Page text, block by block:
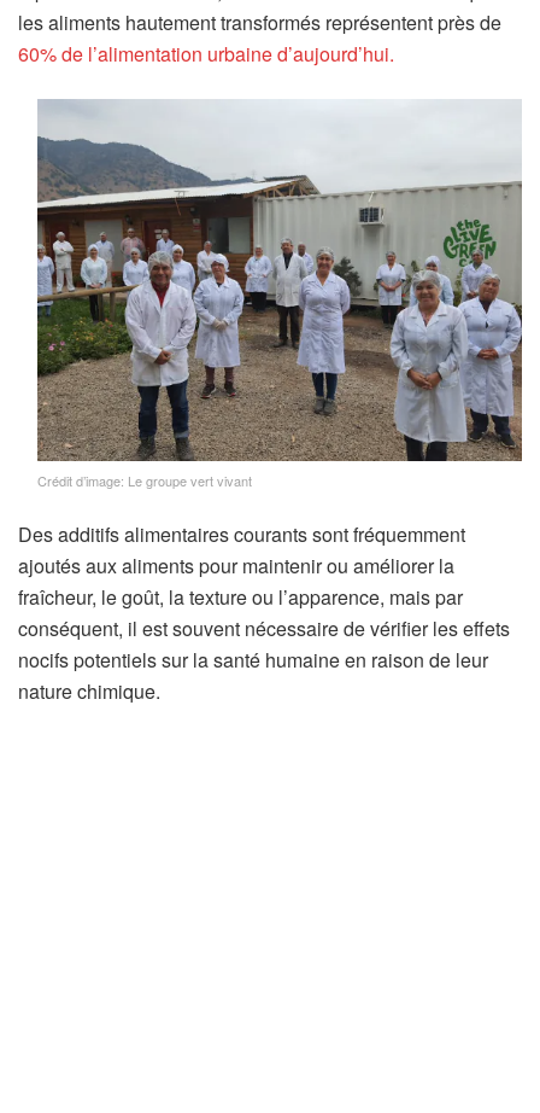
les aliments hautement transformés représentent près de
60% de l’alimentation urbaine d’aujourd’hui.
Crédit d’image: Le groupe vert vivant
Des additifs alimentaires courants sont fréquemment
ajoutés aux aliments pour maintenir ou améliorer la
fraîcheur, le goût, la texture ou l’apparence, mais par
conséquent, il est souvent nécessaire de vérifier les effets
nocifs potentiels sur la santé humaine en raison de leur
nature chimique.